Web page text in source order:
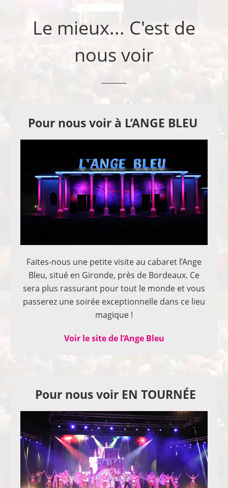
Le mieux... C'est de
nous voir
Pour nous voir à L’ANGE BLEU
Faites-nous une petite visite au cabaret l’Ange
Bleu, situé en Gironde, près de Bordeaux. Ce
sera plus rassurant pour tout le monde et vous
passerez une soirée exceptionnelle dans ce lieu
magique !
Voir le site de l’Ange Bleu
Pour nous voir EN TOURNÉE